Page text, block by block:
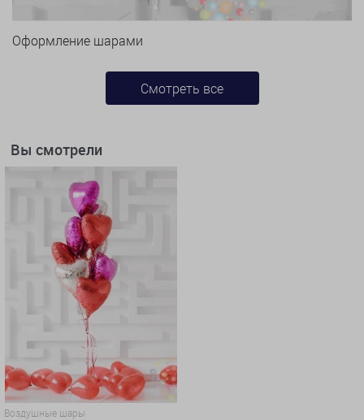
Оформление шарами
Смотреть все
Вы смотрели
Воздушные шары